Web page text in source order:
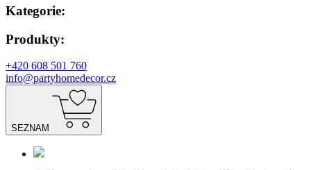
Kategorie:
Produkty:
+420 608 501 760
info@partyhomedecor.cz
SEZNAM